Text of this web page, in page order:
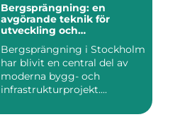
Bergsprängning: en
avgörande teknik för
utveckling och
Bergsprängning i Stockholm
har blivit en central del av
moderna bygg- och
infrastrukturprojekt....